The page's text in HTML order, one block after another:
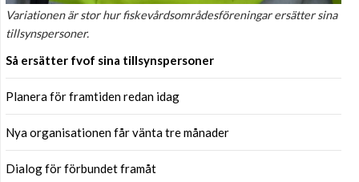
Variationen är stor hur fiskevårdsområdesföreningar ersätter sina
tillsynspersoner.
Så ersätter fvof sina tillsynspersoner
Planera för framtiden redan idag
Nya organisationen får vänta tre månader
Dialog för förbundet framåt